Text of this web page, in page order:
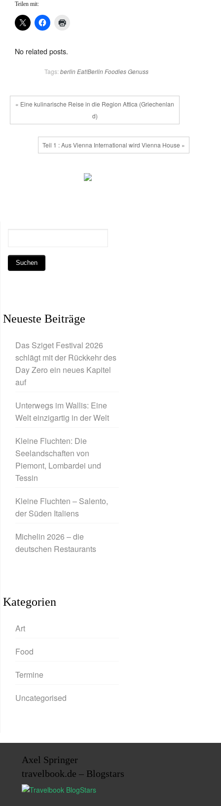
Teilen mit:
No related posts.
Tags: berlinEat!BerlinFoodiesGenuss
« Eine kulinarische Reise in die Region Attica (Griechenlan
d)
Teil 1 : Aus Vienna International wird Vienna House »
Neueste Beiträge
Das Sziget Festival 2026
schlägt mit der Rückkehr des
Day Zero ein neues Kapitel
auf
Unterwegs im Wallis: Eine
Welt einzigartig in der Welt
Kleine Fluchten: Die
Seelandschaften von
Piemont, Lombardei und
Tessin
Kleine Fluchten – Salento,
der Süden Italiens
Michelin 2026 – die
deutschen Restaurants
Kategorien
Art
Food
Termine
Uncategorised
Axel Springer
travelbook.de – Blogstars